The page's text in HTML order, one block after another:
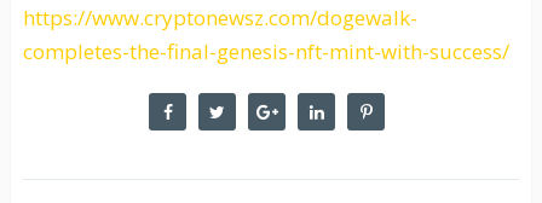
https://www.cryptonewsz.com/dogewalk-
completes-the-final-genesis-nft-mint-with-success/